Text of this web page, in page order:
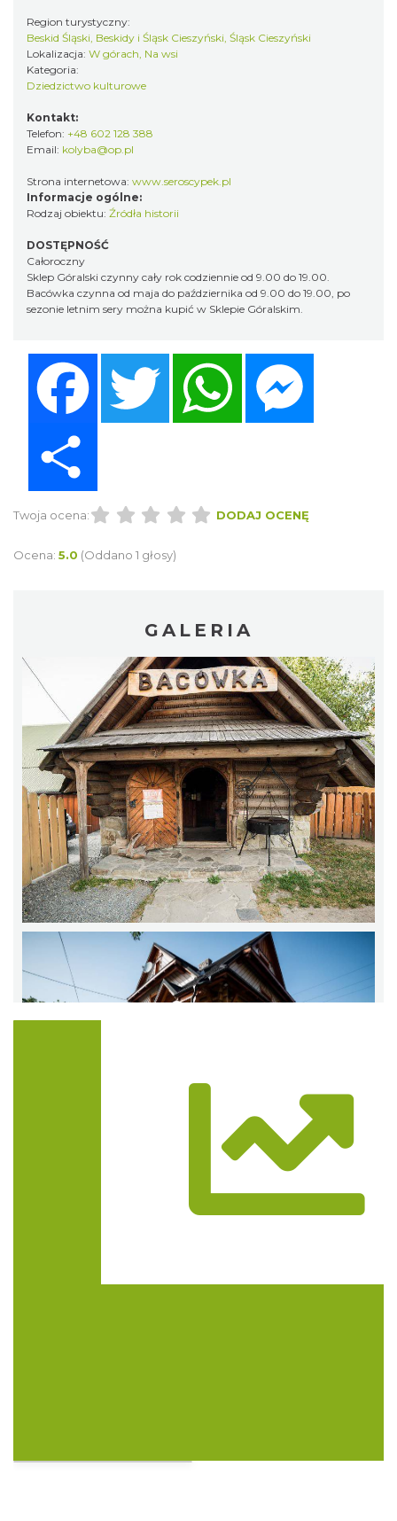
Region turystyczny:
Beskid Śląski, Beskidy i Śląsk Cieszyński, Śląsk Cieszyński
Lokalizacja: W górach, Na wsi
Kategoria:
Dziedzictwo kulturowe
Kontakt:
Telefon: +48 602 128 388
Email: kolyba@op.pl
Strona internetowa: www.seroscypek.pl
Informacje ogólne:
Rodzaj obiektu: Źródła historii
DOSTĘPNOŚĆ
Całoroczny
Sklep Góralski czynny cały rok codziennie od 9.00 do 19.00.
Bacówka czynna od maja do października od 9.00 do 19.00, po
sezonie letnim sery można kupić w Sklepie Góralskim.
Twitter WhatsApp
Twoja ocena: DODAJ OCENĘ
Ocena: 5.0 (Oddano 1 głosy)
GALERIA
Trasa